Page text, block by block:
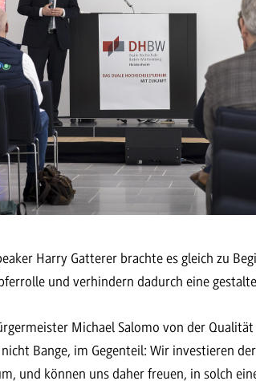
Harry Gatterer brachte es gleich zu
und verhindern dadurch eine
Michael Salomo von der
Bange, im Gegenteil: Wir investieren
und können uns daher freuen, in solch